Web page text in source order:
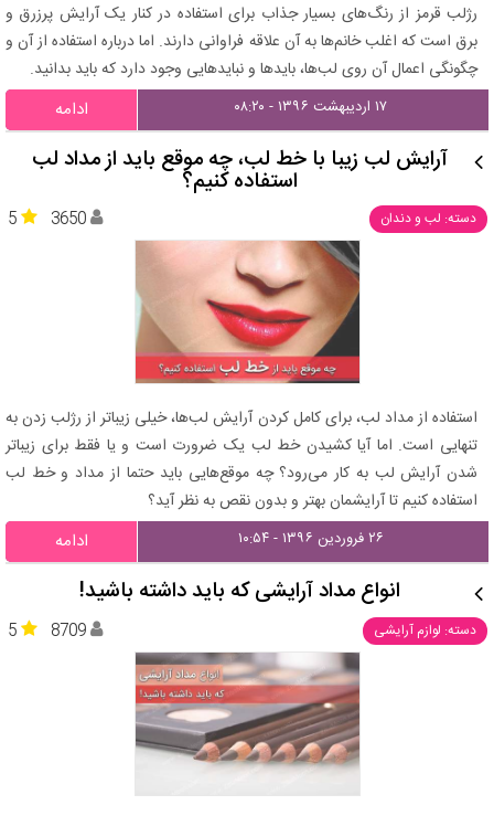
رژلب قرمز از رنگ‌های بسیار جذاب برای استفاده در کنار یک آرایش پرزرق و
برق است که اغلب خانم‌ها به آن علاقه فراوانی دارند. اما درباره استفاده از آن و
چگونگی اعمال آن روی لب‌ها، بایدها و نبایدهایی وجود دارد که باید بدانید.
۱۷ اردیبهشت ۱۳۹۶ - ۰۸:۲۰ ادامه
آرایش لب زیبا با خط لب، چه موقع باید از مداد لب
استفاده کنیم؟
دسته: لب و دندان 5 3650
استفاده از مداد لب، برای کامل کردن آرایش لب‌ها، خیلی زیباتر از رژلب زدن به
تنهایی است. اما آیا کشیدن خط لب یک ضرورت است و یا فقط برای زیباتر
شدن آرایش لب به کار می‌رود؟ چه موقع‌هایی باید حتما از مداد و خط لب
استفاده کنیم تا آرایشمان بهتر و بدون نقص به نظر آید؟
۲۶ فروردین ۱۳۹۶ - ۱۰:۵۴ ادامه
انواع مداد آرایشی که باید داشته باشید!
دسته: لوازم آرایشی 5 8709